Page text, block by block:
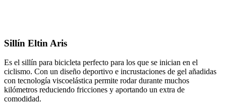
Sillín Eltin Aris
Es el sillín para bicicleta perfecto para los que se inician en el
ciclismo. Con un diseño deportivo e incrustaciones de gel añadidas
con tecnología viscoelástica permite rodar durante muchos
kilómetros reduciendo fricciones y aportando un extra de
comodidad.